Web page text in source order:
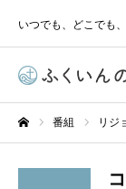
いつでも、どこでも
番組 リジ